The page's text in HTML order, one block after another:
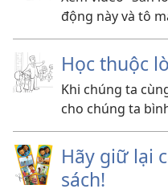
động này và tô
Học thuộc
Khi chúng ta
cho chúng ta
Hãy giữ lại
sách!